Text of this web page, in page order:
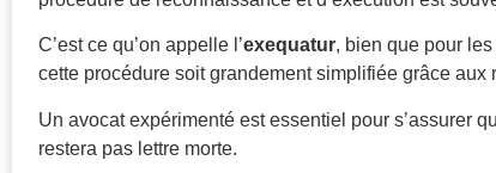
C’est ce qu’on appelle l’exequatur, bien que pour
cette procédure soit grandement simplifiée grâce aux
Un avocat expérimenté est essentiel pour s’assurer
restera pas lettre morte.